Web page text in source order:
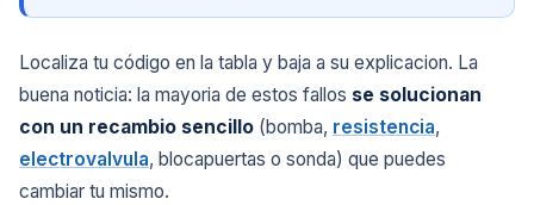
Localiza tu código en la tabla y baja a su explicacion. La
buena noticia: la mayoria de estos fallos se solucionan
con un recambio sencillo (bomba, resistencia,
electrovalvula, blocapuertas o sonda) que puedes
cambiar tu mismo.